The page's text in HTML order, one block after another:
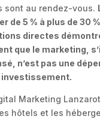
sont au rendez-vous.
de 5 % à plus de 30
directes
que le marketing,
n’est pas une
investissement.
Marketing
hôtels et les